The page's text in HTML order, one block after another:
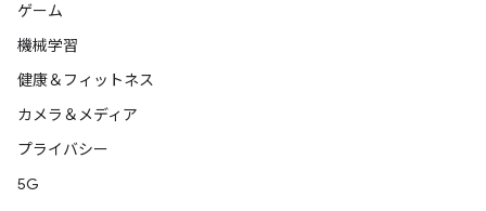
ゲーム
機械学習
健康＆フィットネス
カメラ＆メディア
プライバシー
5G